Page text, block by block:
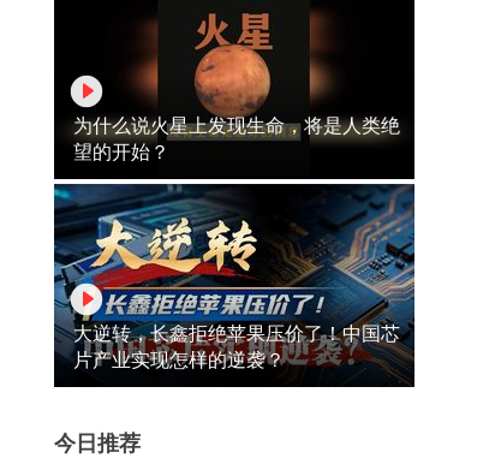
为什么说火星上发现生命，将是人类绝
望的开始？
大逆转，长鑫拒绝苹果压价了！中国芯
片产业实现怎样的逆袭？
今日推荐